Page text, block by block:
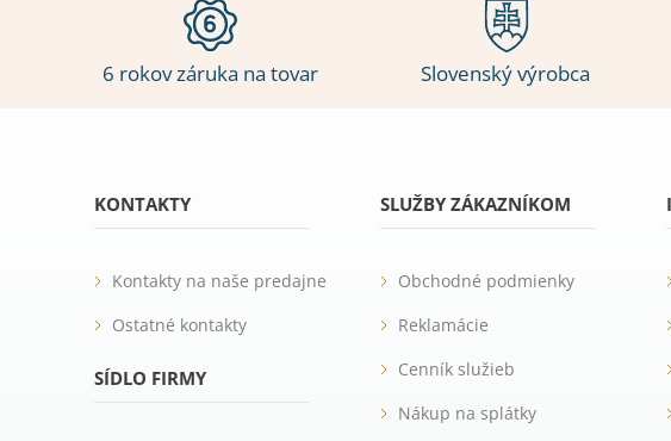
6 rokov záruka na tovar Slovenský výrobca
KONTAKTY
Kontakty na naše predajne
Ostatné kontakty
SÍDLO FIRMY
SLUŽBY ZÁKAZNÍKOM
Obchodné podmienky
Reklamácie
Cenník služieb
Nákup na splátky